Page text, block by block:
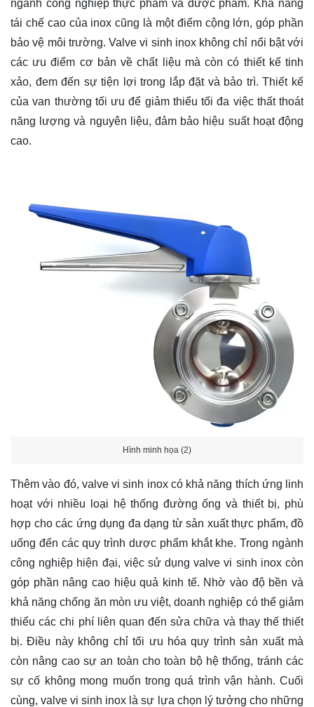
ngành công nghiệp thực phẩm và dược phẩm. Khả năng
tái chế cao của inox cũng là một điểm cộng lớn, góp phần
bảo vệ môi trường. Valve vi sinh inox không chỉ nổi bật với
các ưu điểm cơ bản về chất liệu mà còn có thiết kế tinh
xảo, đem đến sự tiện lợi trong lắp đặt và bảo trì. Thiết kế
của van thường tối ưu để giảm thiểu tối đa việc thất thoát
năng lượng và nguyên liệu, đảm bảo hiệu suất hoạt động
cao.
Hình minh họa (2)
Thêm vào đó, valve vi sinh inox có khả năng thích ứng linh
hoạt với nhiều loại hệ thống đường ống và thiết bị, phù
hợp cho các ứng dụng đa dạng từ sản xuất thực phẩm, đồ
uống đến các quy trình dược phẩm khắt khe. Trong ngành
công nghiệp hiện đại, việc sử dụng valve vi sinh inox còn
góp phần nâng cao hiệu quả kinh tế. Nhờ vào độ bền và
khả năng chống ăn mòn ưu việt, doanh nghiệp có thể giảm
thiểu các chi phí liên quan đến sửa chữa và thay thế thiết
bị. Điều này không chỉ tối ưu hóa quy trình sản xuất mà
còn nâng cao sự an toàn cho toàn bộ hệ thống, tránh các
sự cố không mong muốn trong quá trình vận hành. Cuối
cùng, valve vi sinh inox là sự lựa chọn lý tưởng cho những